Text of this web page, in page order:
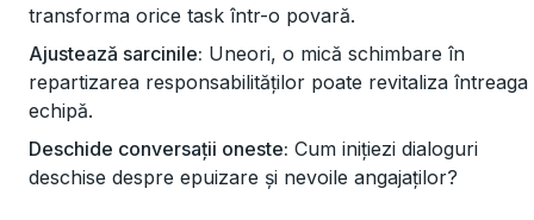
transforma orice task într-o povară.
Ajustează sarcinile: Uneori, o mică schimbare în
repartizarea responsabilităților poate revitaliza întreaga
echipă.
Deschide conversații oneste: Cum inițiezi dialoguri
deschise despre epuizare și nevoile angajaților?